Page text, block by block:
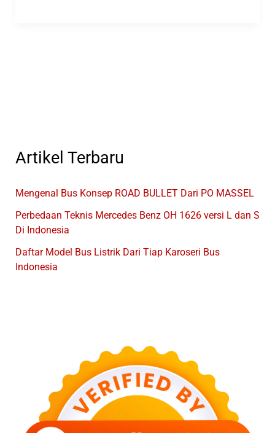
Artikel Terbaru
Mengenal Bus Konsep ROAD BULLET Dari PO MASSEL
Perbedaan Teknis Mercedes Benz OH 1626 versi L dan S
Di Indonesia
Daftar Model Bus Listrik Dari Tiap Karoseri Bus
Indonesia